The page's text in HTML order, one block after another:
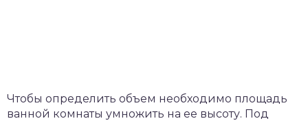
Чтобы определить объем необходимо площадь
ванной комнаты умножить на ее высоту. Под